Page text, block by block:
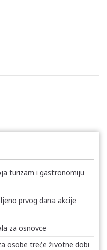
turizam i gastronomiju
prvog dana akcije
za osnovce
osobe treće životne dobi